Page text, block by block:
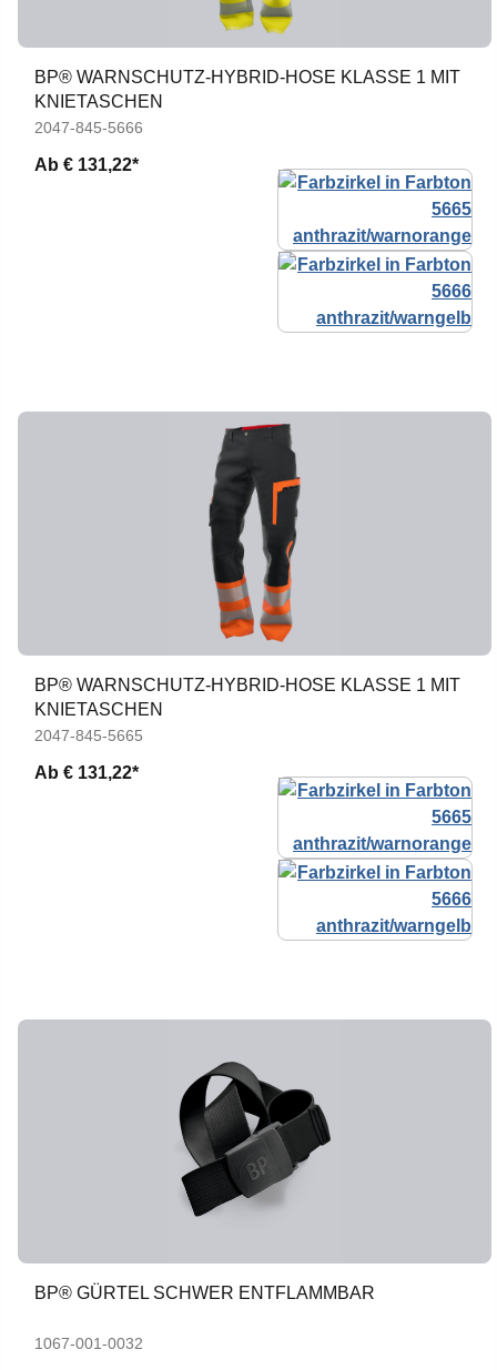
BP® WARNSCHUTZ-HYBRID-HOSE KLASSE 1 MIT
KNIETASCHEN
2047-845-5666
Ab € 131,22*
BP® WARNSCHUTZ-HYBRID-HOSE KLASSE 1 MIT
KNIETASCHEN
2047-845-5665
Ab € 131,22*
BP® GÜRTEL SCHWER ENTFLAMMBAR
1067-001-0032